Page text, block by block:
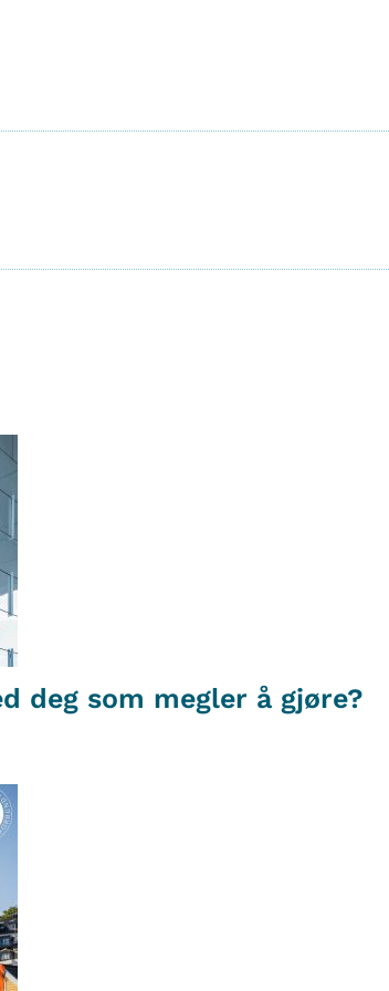
deg som megler å gjøre?